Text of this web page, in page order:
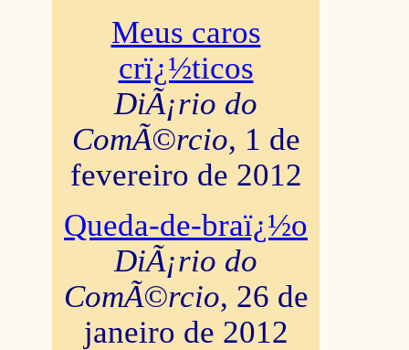
Meus caros
crï¿½ticos
DiÃ¡rio do
ComÃ©rcio, 1 de
fevereiro de 2012
Queda-de-braï¿½o
DiÃ¡rio do
ComÃ©rcio, 26 de
janeiro de 2012